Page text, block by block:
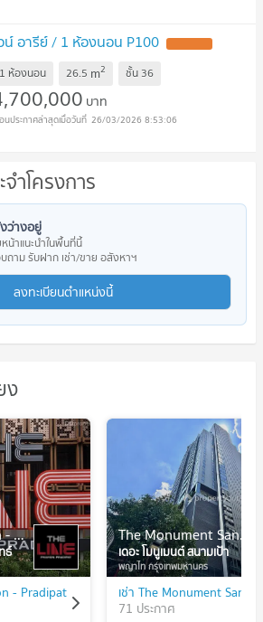
น์ อารีย์ / 1 ห้องนอน P100
1 ห้องนอน 26.5 m2 ชั้น 36
บาท
26/03/2026 8:53:06
จำโครงการ
ว่างอยู่
น้าแนะนำในพื้นที่นี้
ถาม รับฝาก เช่า/ขาย อสังหาฯ
ลงทะเบียนตำแหน่งนี้
ง
THE LINE Phahon - Pradipat
ธ์
- Pradipat
The Monument Sanampao
เดอะ โมนูเมนต์ สนามเป้า
พญาไท กรุงเทพมหานคร
เช่า The Monument
71 ประกาศ